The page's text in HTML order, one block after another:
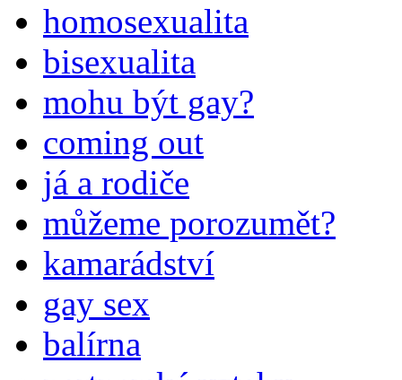
homosexualita
bisexualita
mohu být gay?
coming out
já a rodiče
můžeme porozumět?
kamarádství
gay sex
balírna